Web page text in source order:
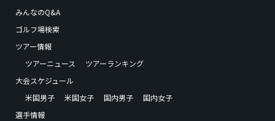
みんなのQ&A
ゴルフ場検索
ツアー情報
ツアーニュース
ツアーランキング
大会スケジュール
米国男子
米国女子 国内男子
国内女子
選手情報